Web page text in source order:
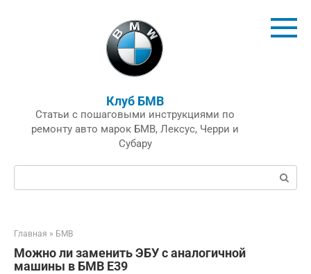
Клуб БМВ
Статьи с пошаговыми инструкциями по
ремонту авто марок БМВ, Лексус, Черри и
Субару
Поиск:
Главная » БМВ
Можно ли заменить ЭБУ с аналогичной
машины в БМВ Е39